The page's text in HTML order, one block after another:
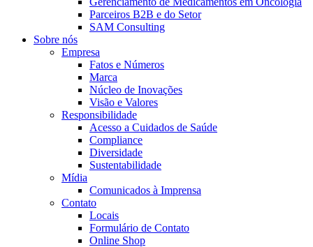
Aesculap Academy
Educação continuada para profissionais da saúde. Acesse a
Aesculap Academy Brasil e inscreva-se!
Parceiros B2B e do Setor
SAM Consulting
Sobre nós
Empresa
Fatos e Números
Marca
Núcleo de Inovações
Visão e Valores
Responsibilidade
Acesso a Cuidados de Saúde
Compliance
Diversidade
Sustentabilidade
Mídia
Comunicados à Imprensa
Contato
Locais
Formulário de Contato
Online Shop